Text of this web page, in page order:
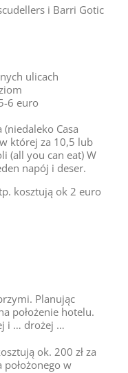
i Barri Gotic
ulicach
6 euro
Casa
której za 10,5 lub
(all you can eat) W
napój i deser.
kosztują ok 2 euro
Planując
położenie hotelu.
i … drożej …
ok. 200 zł za
położonego w